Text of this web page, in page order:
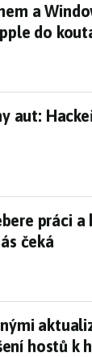
a
a
do
aut:
aut:
práci
práci a
čeká
hostů k